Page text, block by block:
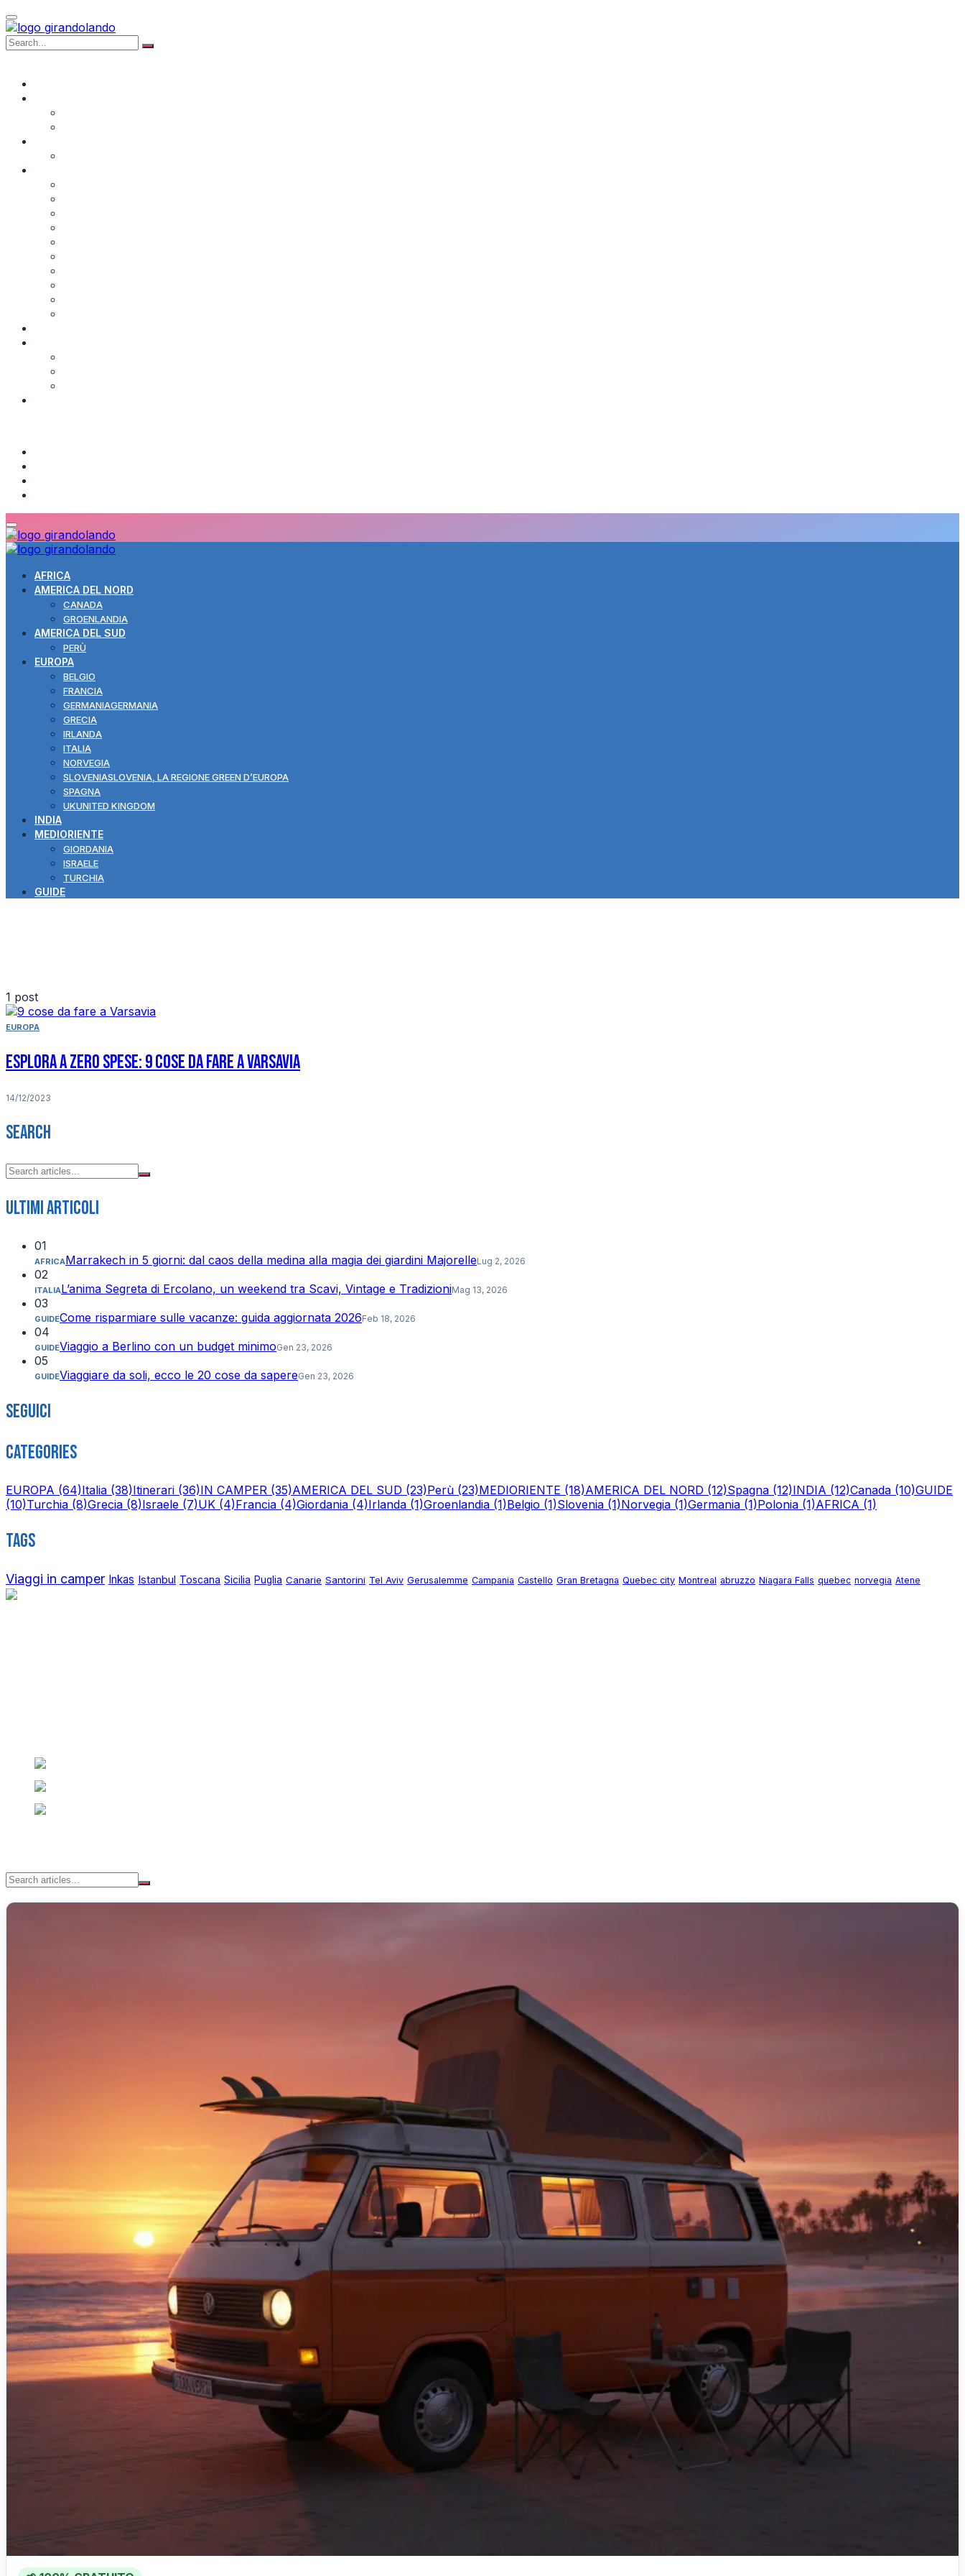
AFRICA
AMERICA DEL NORD
CANADA
GROENLANDIA
AMERICA DEL SUD
PERÙ
EUROPA
BELGIO
FRANCIA
GERMANIAGERMANIA
GRECIA
IRLANDA
ITALIA
NORVEGIA
SLOVENIASLOVENIA, LA REGIONE GREEN D’EUROPA
SPAGNA
UKUNITED KINGDOM
INDIA
MEDIORIENTE
GIORDANIA
ISRAELE
TURCHIA
GUIDE
1 post
EUROPA
Esplora a zero spese: 9 cose da fare a Varsavia
14/12/2023
Search
Ultimi articoli
01
AFRICAMarrakech in 5 giorni: dal caos della medina alla magia dei giardini MajorelleLug 2, 2026
02
ITALIAL’anima Segreta di Ercolano, un weekend tra Scavi, Vintage e TradizioniMag 13, 2026
03
GUIDECome risparmiare sulle vacanze: guida aggiornata 2026Feb 18, 2026
04
GUIDEViaggio a Berlino con un budget minimoGen 23, 2026
05
GUIDEViaggiare da soli, ecco le 20 cose da sapereGen 23, 2026
Seguici
Categories
EUROPA (64)Italia (38)Itinerari (36)IN CAMPER (35)AMERICA DEL SUD (23)Perù (23)MEDIORIENTE (18)AMERICA DEL NORD (12)Spagna (12)INDIA (12)Canada (10)GUIDE
(10)Turchia (8)Grecia (8)Israele (7)UK (4)Francia (4)Giordania (4)Irlanda (1)Groenlandia (1)Belgio (1)Slovenia (1)Norvegia (1)Germania (1)Polonia (1)AFRICA (1)
Tags
Viaggi in camper Inkas Istanbul Toscana Sicilia Puglia Canarie Santorini Tel Aviv Gerusalemme Campania Castello Gran Bretagna Quebec city Montreal abruzzo Niagara Falls quebec norvegia Atene